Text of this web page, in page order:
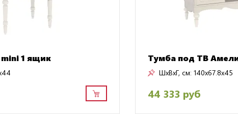
1 ящик Тумба под ТВ
ШxВxГ, см: 140x67.8x45
44 333 руб